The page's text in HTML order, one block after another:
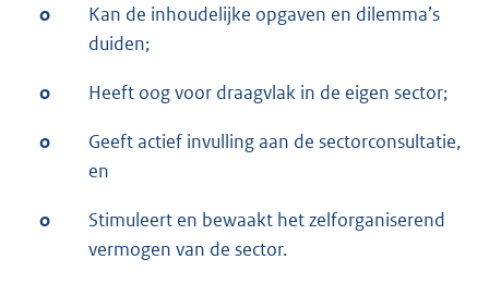
o
Kan de inhoudelijke opgaven en dilemma’s
duiden;
o Heeft oog voor draagvlak in de eigen sector;
o
Geeft actief invulling aan de sectorconsultatie,
en
o
Stimuleert en bewaakt het zelforganiserend
vermogen van de sector.